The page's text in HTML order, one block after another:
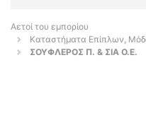
Αετοί του εμπορίου
Καταστήματα Επίπλων,
ΣΟΥΦΛΕΡΟΣ Π. & ΣΙΑ Ο.Ε.